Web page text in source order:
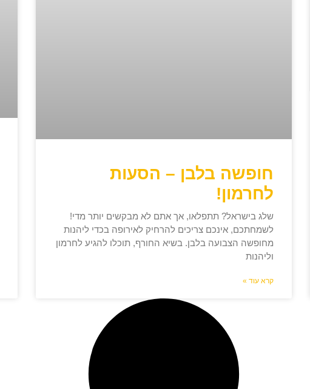
חופשה בלבן – הסעות
לחרמון!
שלג בישראל? תתפלאו, אך אתם לא מבקשים יותר מדי!
לשמחתכם, אינכם צריכים להרחיק לאירופה בכדי ליהנות
מחופשה הצבועה בלבן. בשיא החורף, תוכלו להגיע לחרמון
וליהנות
קרא עוד »